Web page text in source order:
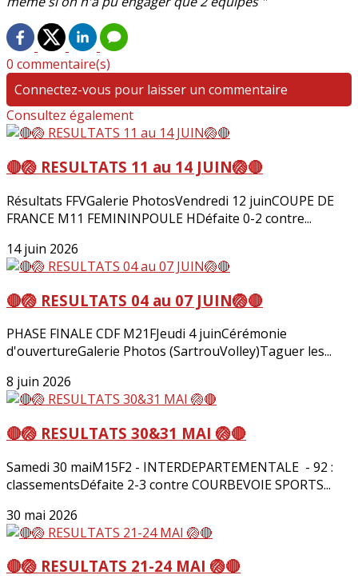
0 commentaire(s)
Connectez-vous pour laisser un commentaire
Consultez également
🔴🏐 RESULTATS 11 au 14 JUIN🏐🔴
Résultats FFVGalerie PhotosVendredi 12 juinCOUPE DE
FRANCE M11 FEMININPOULE HDéfaite 0-2 contre...
14 juin 2026
🔴🏐 RESULTATS 04 au 07 JUIN🏐🔴
PHASE FINALE CDF M21FJeudi 4 juinCérémonie
d'ouvertureGalerie Photos (SartrouVolley)Taguer les...
8 juin 2026
🔴🏐 RESULTATS 30&31 MAI 🏐🔴
Samedi 30 maiM15F2 - INTERDEPARTEMENTALE - 92 :
classementsDéfaite 2-3 contre COURBEVOIE SPORTS...
30 mai 2026
🔴🏐 RESULTATS 21-24 MAI 🏐🔴